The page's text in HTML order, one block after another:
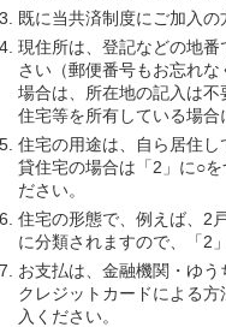
既に当共済制度にご加入の
現住所は、登記などの地
さい（郵便番号もお忘れ
場合は、所在地の記入は
住宅等を所有している場合
住宅の用途は、自ら居住
貸住宅の場合は「2」に○
ださい。
住宅の形態で、例えば、2
に分類されますので、「2
お支払は、金融機関・ゆう
クレジットカードによる
入ください。